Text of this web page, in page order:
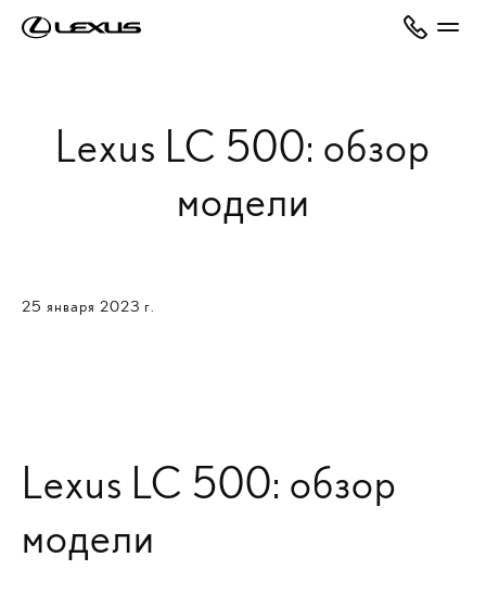
Lexus LC 500: обзор
модели
25 января 2023 г.
Lexus LC 500: обзор
модели